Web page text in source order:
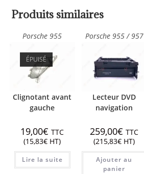
Produits similaires
Porsche 955
ÉPUISÉ
Clignotant avant
gauche
19,00€ TTC
(15,83€ HT)
Lire la suite
Porsche 955 / 957
Lecteur DVD
navigation
259,00€ TTC
(215,83€ HT)
Ajouter au
panier